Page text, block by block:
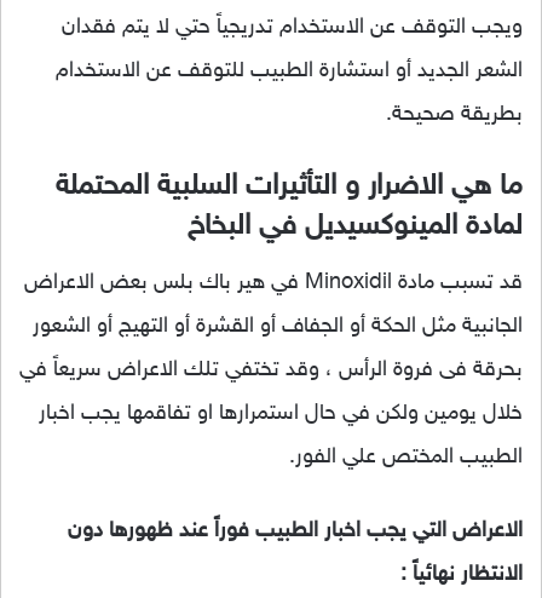
ويجب التوقف عن الاستخدام تدريجياً حتي لا يتم فقدان
الشعر الجديد أو استشارة الطبيب للتوقف عن الاستخدام
بطريقة صحيحة.
ما هي الاضرار و التأثيرات السلبية المحتملة
لمادة المينوكسيديل في البخاخ
قد تسبب مادة Minoxidil في هير باك بلس بعض الاعراض
الجانبية مثل الحكة أو الجفاف أو القشرة أو التهيج أو الشعور
بحرقة فى فروة الرأس ، وقد تختفي تلك الاعراض سريعاً في
خلال يومين ولكن في حال استمرارها او تفاقمها يجب اخبار
الطبيب المختص علي الفور.
الاعراض التي يجب اخبار الطبيب فوراً عند ظهورها دون
الانتظار نهائياً :